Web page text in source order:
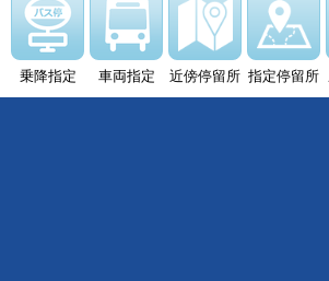
乗降指定 車両指定 近傍停留所 指定停留所